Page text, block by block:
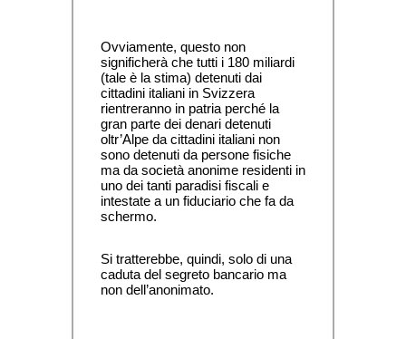
Ovviamente, questo non
significherà che tutti i 180 miliardi
(tale è la stima) detenuti dai
cittadini italiani in Svizzera
rientreranno in patria perché la
gran parte dei denari detenuti
oltr’Alpe da cittadini italiani non
sono detenuti da persone fisiche
ma da società anonime residenti in
uno dei tanti paradisi fiscali e
intestate a un fiduciario che fa da
schermo.
Si tratterebbe, quindi, solo di una
caduta del segreto bancario ma
non dell’anonimato.